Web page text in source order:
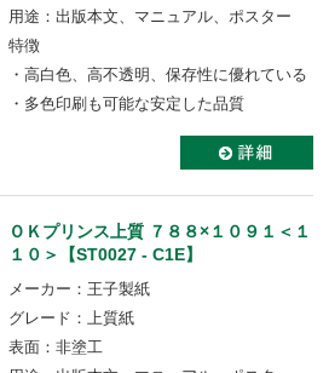
用途：出版本文、マニュアル、ポスター
特徴
・高白色、高不透明、保存性に優れている
・多色印刷も可能な安定した品質
ＯＫプリンス上質 ７８８×１０９１＜１
１０＞【ST0027 - C1E】
メーカー：王子製紙
グレード：上質紙
表面：非塗工